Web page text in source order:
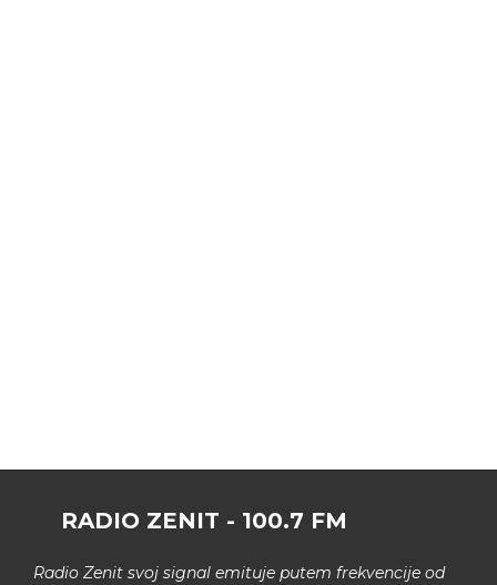
RADIO ZENIT - 100.7 FM
Radio Zenit svoj signal emituje putem frekvencije od